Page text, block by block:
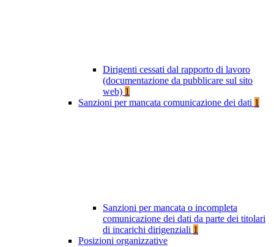
Dirigenti cessati dal rapporto di lavoro
(documentazione da pubblicare sul sito
web) 1
Sanzioni per mancata comunicazione dei dati 1
Sanzioni per mancata o incompleta
comunicazione dei dati da parte dei titolari
di incarichi dirigenziali 1
Posizioni organizzative